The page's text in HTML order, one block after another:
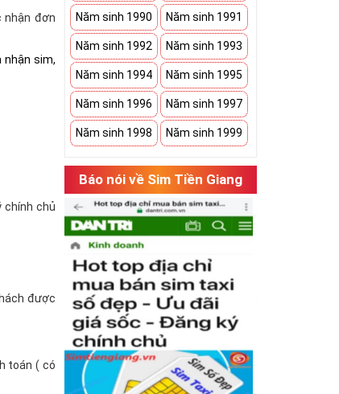
nhận đơn
nhận sim,
chính chủ
được
toán ( có
Năm sinh 1990 Năm sinh 1991
Năm sinh 1992 Năm sinh 1993
Năm sinh 1994 Năm sinh 1995
Năm sinh 1996 Năm sinh 1997
Năm sinh 1998 Năm sinh 1999
Báo nói về Sim Tiền Giang